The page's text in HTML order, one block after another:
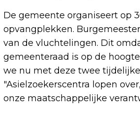
De gemeente organiseert op
opvangplekken.
van de vluchtelingen. Dit
gemeenteraad is op de
we nu met deze twee
"Asielzoekerscentra lopen
onze maatschappelijke